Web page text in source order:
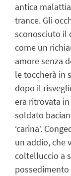
antica
trance. Gli
sconosciuto il
come un
amore senza
le toccherà in
dopo il
era ritrovata
soldato
‘carina’.
un addio, che
coltelluccio a